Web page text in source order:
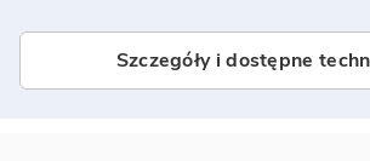
Szczegóły i dostępne